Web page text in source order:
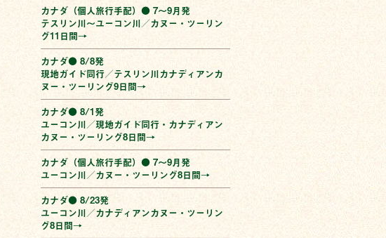
カナダ（個人旅行手配）● 7〜9月発
テスリン川〜ユーコン川／カヌー・ツーリン
グ11日間→
カナダ● 8/8発
現地ガイド同行／テスリン川カナディアンカ
ヌー・ツーリング9日間→
カナダ● 8/1発
ユーコン川／現地ガイド同行・カナディアン
カヌー・ツーリング8日間→
カナダ（個人旅行手配）● 7〜9月発
ユーコン川／カヌー・ツーリング8日間→
カナダ● 8/23発
ユーコン川／カナディアンカヌー・ツーリン
グ8日間→